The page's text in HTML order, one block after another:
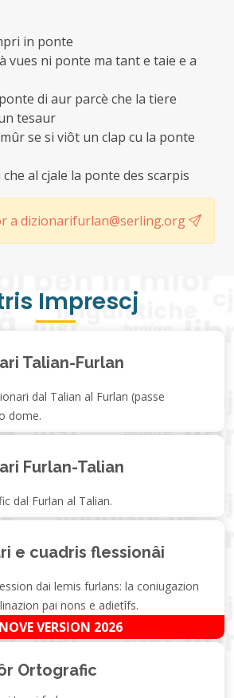
in ponte
vues ni ponte ma tant e taie e a
di aur parcè che la tiere
tesaur
se si viôt un clap cu la ponte
al cjale la ponte des scarpis
a dizionarifurlan@serling.org
Imprescj
Talian-Furlan
dal Talian al Furlan (passe
dome.
Furlan-Talian
dal Furlan al Talian.
e cuadris flessionâi
dai lemis furlans: la coniugazion
pai nons e adietîfs.
VERSION 2026
Ortografic